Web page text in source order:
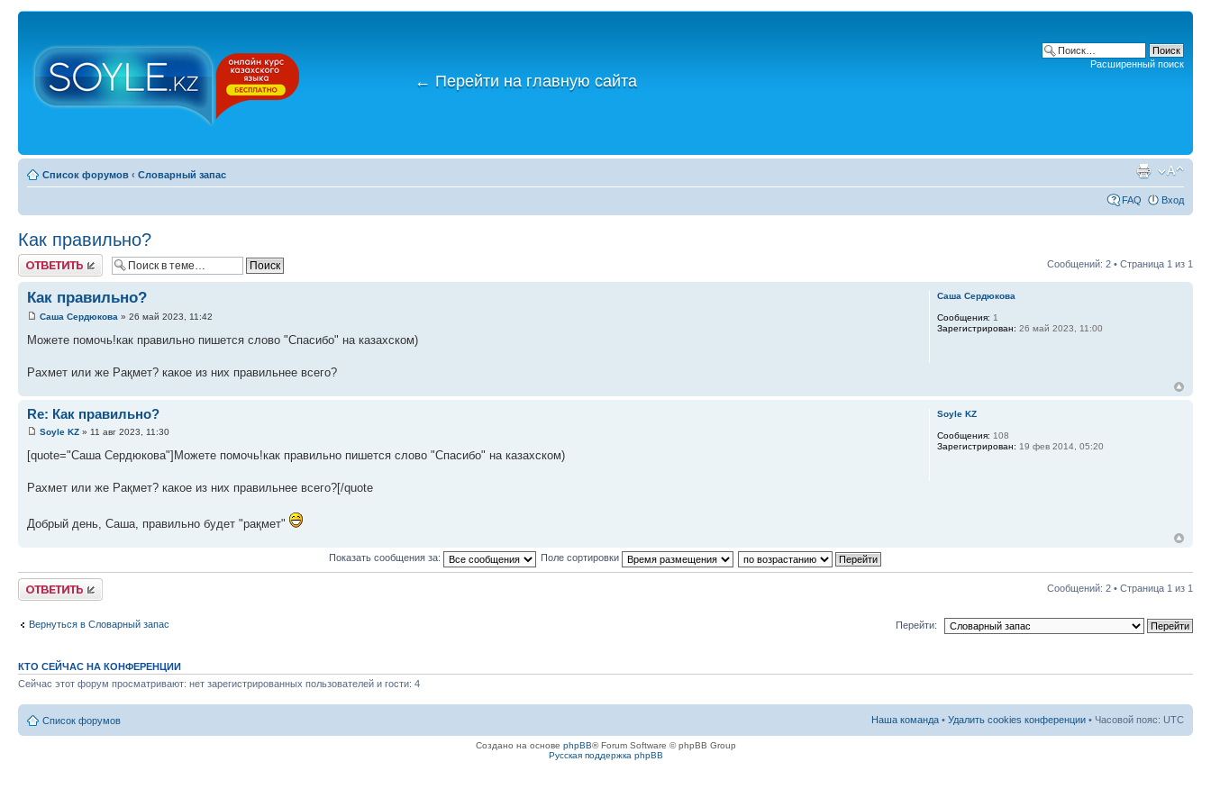
← Перейти на главную сайта
Расширенный поиск
Список форумов ‹ Словарный запас
FAQ Вход
Как правильно?
Ответить Сообщений: 2 • Страница 1 из 1
Как правильно?
Саша Сердюкова » 26 май 2023, 11:42
Можете помочь!как правильно пишется слово "Спасибо" на казахском)
Рахмет или же Рақмет? какое из них правильнее всего?
Саша Сердюкова
Сообщения: 1
Зарегистрирован: 26 май 2023, 11:00
Re: Как правильно?
Soyle KZ » 11 авг 2023, 11:30
[quote="Саша Сердюкова"]Можете помочь!как правильно пишется слово "Спасибо" на казахском)
Рахмет или же Рақмет? какое из них правильнее всего?[/quote
Добрый день, Саша, правильно будет "рақмет"
Soyle KZ
Сообщения: 108
Зарегистрирован: 19 фев 2014, 05:20
Показать сообщения за: Поле сортировки
Ответить Сообщений: 2 • Страница 1 из 1
Вернуться в Словарный запас Перейти:
КТО СЕЙЧАС НА КОНФЕРЕНЦИИ
Сейчас этот форум просматривают: нет зарегистрированных пользователей и гости: 4
Список форумов Наша команда • Удалить cookies конференции • Часовой пояс: UTC
Создано на основе phpBB® Forum Software © phpBB Group
Русская поддержка phpBB